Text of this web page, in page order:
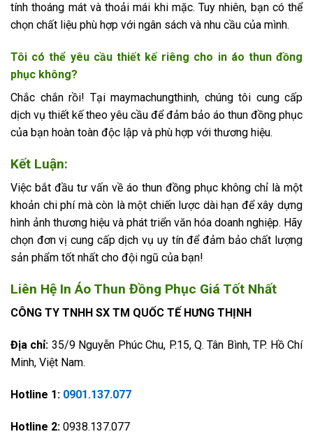
tính thoáng mát và thoải mái khi mặc. Tuy nhiên, bạn có thể
chọn chất liệu phù hợp với ngân sách và nhu cầu của mình.
Tôi có thể yêu cầu thiết kế riêng cho in áo thun đồng
phục không?
Chắc chắn rồi! Tại maymachungthinh, chúng tôi cung cấp
dịch vụ thiết kế theo yêu cầu để đảm bảo áo thun đồng phục
của bạn hoàn toàn độc lập và phù hợp với thương hiệu.
Kết Luận:
Việc bắt đầu tư vấn về áo thun đồng phục không chỉ là một
khoản chi phí mà còn là một chiến lược dài hạn để xây dựng
hình ảnh thương hiệu và phát triển văn hóa doanh nghiệp. Hãy
chọn đơn vị cung cấp dịch vụ uy tín để đảm bảo chất lượng
sản phẩm tốt nhất cho đội ngũ của bạn!
Liên Hệ In Áo Thun Đồng Phục Giá Tốt Nhất
CÔNG TY TNHH SX TM QUỐC TẾ HƯNG THỊNH
Địa chỉ: 35/9 Nguyễn Phúc Chu, P.15, Q. Tân Bình, TP. Hồ Chí
Minh, Việt Nam.
Hotline 1: 0901.137.077
Hotline 2: 0938.137.077